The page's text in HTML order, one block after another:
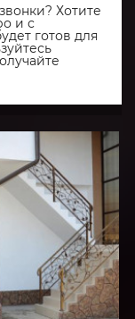
Хотите
и с
готов для